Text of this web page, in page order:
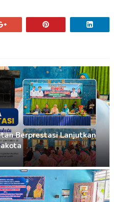
Berprestasi Lanjutkan